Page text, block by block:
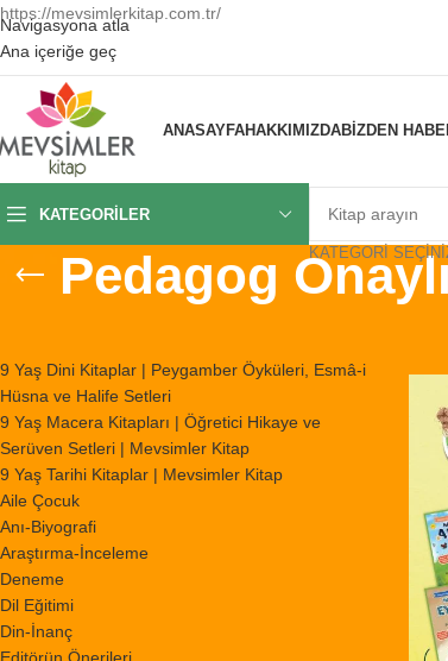
https://mevsimlerkitap.com.tr/
Navigasyona atla
Ana içeriğe geç
ANASAYFAHAKKIMIZDABIZDEN
KATEGORILER
KATEGORI
Pedagog
9 Yaş Dini Kitaplar | Peygamber Öyküleri, Esmâ-i
Hüsna ve Halife Setleri
9 Yaş Macera Kitapları | Öğretici Hikaye ve
Serüven Setleri | Mevsimler Kitap
9 Yaş Tarihi Kitaplar | Mevsimler Kitap
Aile Çocuk
Anı-Biyografi
Araştırma-İnceleme
Deneme
Dil Eğitimi
Din-İnanç